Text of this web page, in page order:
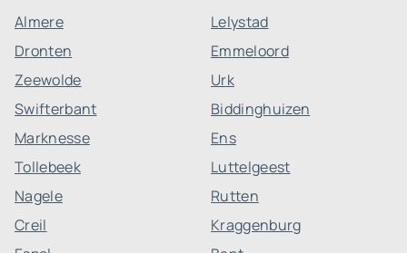
Almere
Lelystad
Dronten
Emmeloord
Zeewolde
Urk
Swifterbant
Biddinghuizen
Marknesse
Ens
Tollebeek
Luttelgeest
Nagele
Rutten
Creil
Kraggenburg